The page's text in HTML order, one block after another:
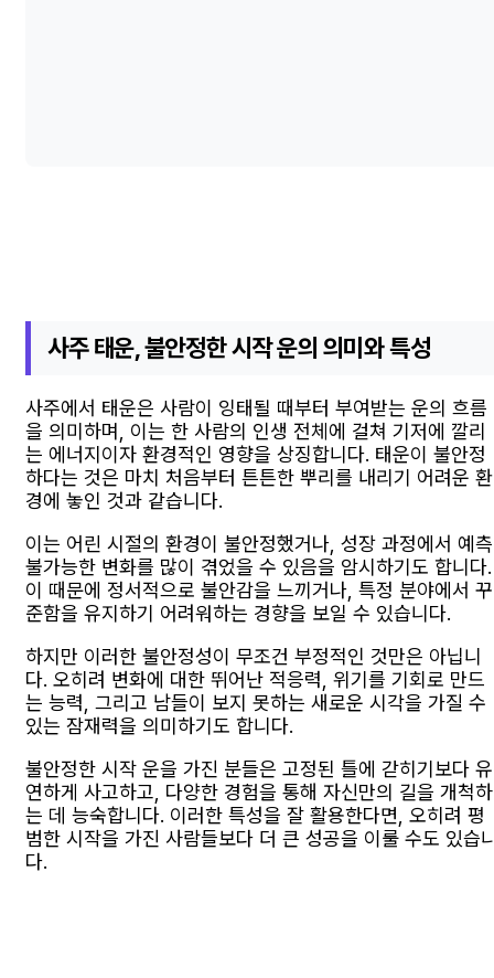
사주 태운, 불안정한 시작 운의 의미와 특성
사주에서 태운은 사람이 잉태될 때부터 부여받는 운의 흐름
을 의미하며, 이는 한 사람의 인생 전체에 걸쳐 기저에 깔리
는 에너지이자 환경적인 영향을 상징합니다. 태운이 불안정
하다는 것은 마치 처음부터 튼튼한 뿌리를 내리기 어려운 환
경에 놓인 것과 같습니다.
이는 어린 시절의 환경이 불안정했거나, 성장 과정에서 예측
불가능한 변화를 많이 겪었을 수 있음을 암시하기도 합니다.
이 때문에 정서적으로 불안감을 느끼거나, 특정 분야에서 꾸
준함을 유지하기 어려워하는 경향을 보일 수 있습니다.
하지만 이러한 불안정성이 무조건 부정적인 것만은 아닙니
다. 오히려 변화에 대한 뛰어난 적응력, 위기를 기회로 만드
는 능력, 그리고 남들이 보지 못하는 새로운 시각을 가질 수
있는 잠재력을 의미하기도 합니다.
불안정한 시작 운을 가진 분들은 고정된 틀에 갇히기보다 유
연하게 사고하고, 다양한 경험을 통해 자신만의 길을 개척하
는 데 능숙합니다. 이러한 특성을 잘 활용한다면, 오히려 평
범한 시작을 가진 사람들보다 더 큰 성공을 이룰 수도 있습
다.